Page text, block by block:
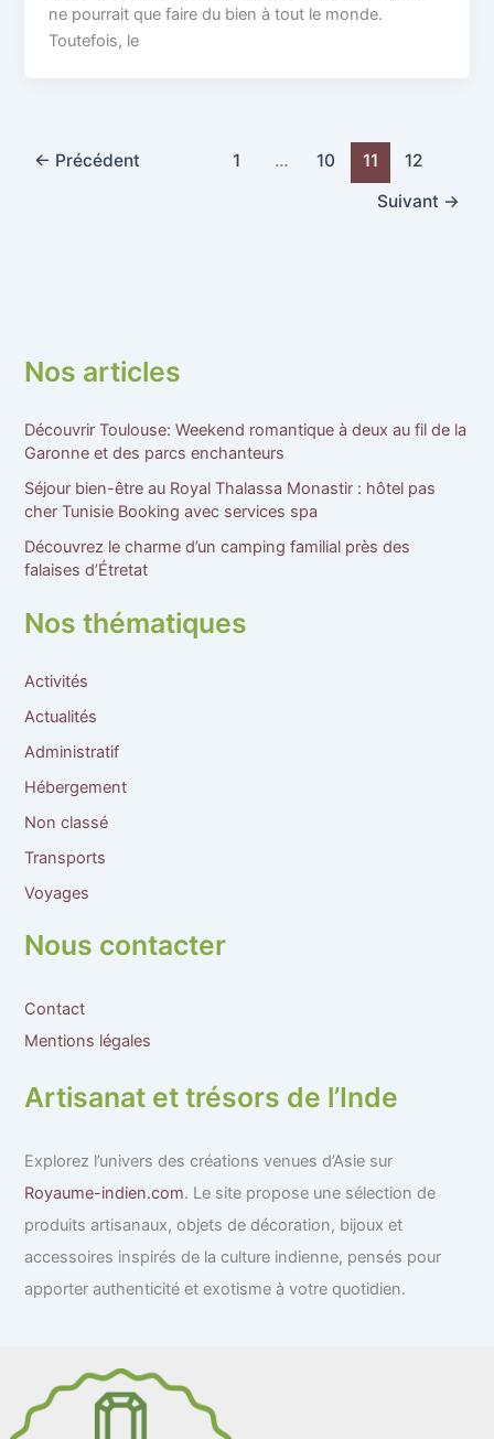
ne pourrait que faire du bien à tout le monde.
Toutefois, le
← Précédent 1 … 10 11
12
Suivant →
Nos articles
Découvrir Toulouse: Weekend romantique à deux au fil de la
Garonne et des parcs enchanteurs
Séjour bien-être au Royal Thalassa Monastir : hôtel pas
cher Tunisie Booking avec services spa
Découvrez le charme d’un camping familial près des
falaises d’Étretat
Nos thématiques
Activités
Actualités
Administratif
Hébergement
Non classé
Transports
Voyages
Nous contacter
Contact
Mentions légales
Artisanat et trésors de l’Inde
Explorez l’univers des créations venues d’Asie sur
Royaume-indien.com. Le site propose une sélection de
produits artisanaux, objets de décoration, bijoux et
accessoires inspirés de la culture indienne, pensés pour
apporter authenticité et exotisme à votre quotidien.